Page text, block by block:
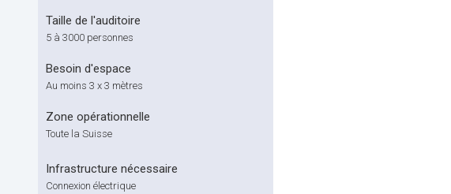
Taille de l'auditoire
5 à 3000 personnes
Besoin d'espace
Au moins 3 x 3 mètres
Zone opérationnelle
Toute la Suisse
Infrastructure nécessaire
Connexion électrique